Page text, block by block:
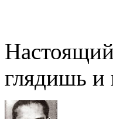
глядишь и